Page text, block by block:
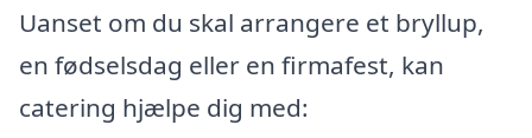
Uanset om du skal arrangere et bryllup,
en fødselsdag eller en firmafest, kan
catering hjælpe dig med: